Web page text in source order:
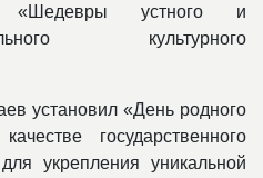
устного и
культурного
установил «День родного
государственного
укрепления уникальной